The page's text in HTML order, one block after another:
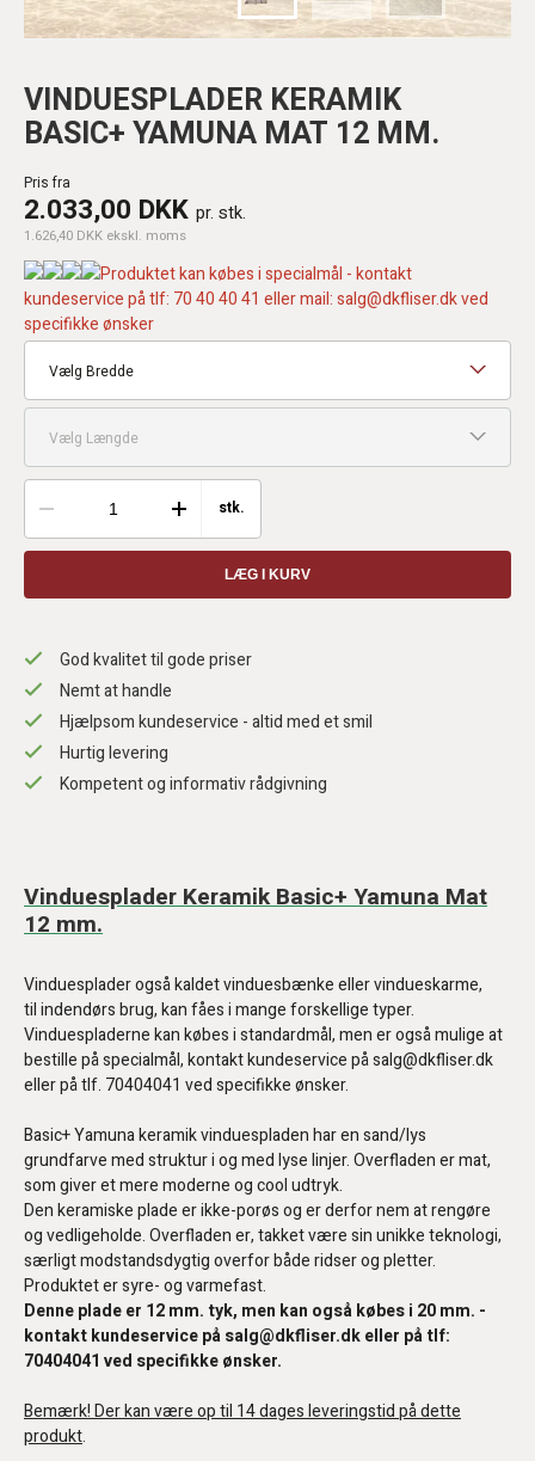
VINDUESPLADER KERAMIK
BASIC+ YAMUNA MAT 12 MM.
Pris fra
2.033,00 DKK pr. stk.
1.626,40 DKK ekskl. moms
Produktet kan købes i specialmål - kontakt
kundeservice på tlf: 70 40 40 41 eller mail: salg@dkfliser.dk ved
specifikke ønsker
Vælg Bredde
Vælg Længde
stk.
LÆG I KURV
God kvalitet til gode priser
Nemt at handle
Hjælpsom kundeservice - altid med et smil
Hurtig levering
Kompetent og informativ rådgivning
Vinduesplader Keramik Basic+ Yamuna Mat
12 mm.
Vinduesplader også kaldet vinduesbænke eller vindueskarme,
til indendørs brug, kan fåes i mange forskellige typer.
Vinduespladerne kan købes i standardmål, men er også mulige at
bestille på specialmål, kontakt kundeservice på salg@dkfliser.dk
eller på tlf. 70404041 ved specifikke ønsker.
Basic+ Yamuna keramik vinduespladen har en sand/lys
grundfarve med struktur i og med lyse linjer. Overfladen er mat,
som giver et mere moderne og cool udtryk.
Den keramiske plade er ikke-porøs og er derfor nem at rengøre
og vedligeholde. Overfladen er, takket være sin unikke teknologi,
særligt modstandsdygtig overfor både ridser og pletter.
Produktet er syre- og varmefast.
Denne plade er 12 mm. tyk, men kan også købes i 20 mm. -
kontakt kundeservice på salg@dkfliser.dk eller på tlf:
70404041 ved specifikke ønsker.
Bemærk! Der kan være op til 14 dages leveringstid på dette
produkt.